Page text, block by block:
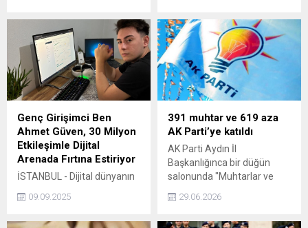
Purnama, sağlık ve enerji
alanlarında işbirliği olduğunu
ve yakında güzel sürprizlerin
olacağını belirtti.
sürecinin başladığını
duyurdu.
Genç Girişimci Ben
Ahmet Güven, 30 Milyon
Etkileşimle Dijital
Arenada Fırtına Estiriyor
İSTANBUL - Dijital dünyanın
yaşındaki girişimci Ben
09.09.2025
391 muhtar ve 619 aza
AK Parti’ye katıldı
AK Parti Aydın İl
Başkanlığınca bir düğün
salonunda "Muhtarlar ve
düzenlendi.
29.06.2026